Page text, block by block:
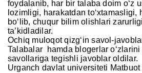
foydalanib, har bir talaba doim o‘z
lozimligi, harakatdan to‘xtamasligi,
bo‘lib, chuqur bilim olishlari
ta’kidladilar.
Ochiq muloqot qizg‘in savol-
Talabalar hamda blogerlar
savollariga tegishli javoblar oldilar.
Urganch davlat universiteti Matbuot